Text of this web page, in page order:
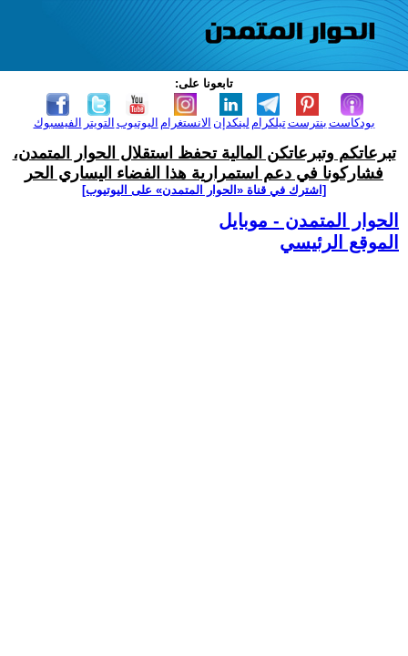
تابعونا على:
الفيسبوك التويتر اليوتيوب الانستغرام لينكدإن تيلكرامبنترست بودكاست
تبرعاتكم وتبرعاتكن المالية تحفظ استقلال الحوار المتمدن،
فشاركونا في دعم استمرارية هذا الفضاء اليساري الحر
[اشترك في قناة ‫«الحوار المتمدن» على اليوتيوب]
الحوار المتمدن - موبايل
الموقع الرئيسي